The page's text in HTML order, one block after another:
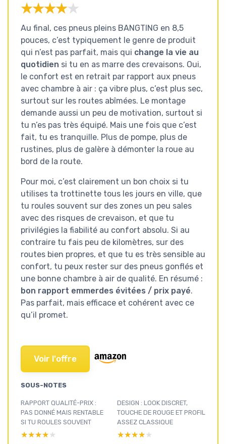
★★★★★
★★★★★
Au final, ces pneus pleins BANGTING en 8,5
pouces, c’est typiquement le genre de produit
qui n’est pas parfait, mais qui change la vie au
quotidien si tu en as marre des crevaisons. Oui,
le confort est en retrait par rapport aux pneus
avec chambre à air : ça vibre plus, c’est plus sec,
surtout sur les routes abîmées. Le montage
demande aussi un peu de motivation, surtout si
tu n’es pas très équipé. Mais une fois que c’est
fait, tu es tranquille. Plus de pompe, plus de
rustines, plus de galère à démonter la roue au
bord de la route.
Pour moi, c’est clairement un bon choix si tu
utilises ta trottinette tous les jours en ville, que
tu roules souvent sur des zones un peu sales
avec des risques de crevaison, et que tu
privilégies la fiabilité au confort absolu. Si au
contraire tu fais peu de kilomètres, sur des
routes bien propres, et que tu es très sensible au
confort, tu peux rester sur des pneus gonflés et
une bonne chambre à air de qualité. En résumé :
bon rapport emmerdes évitées / prix payé.
Pas parfait, mais efficace et cohérent avec ce
qu’il promet.
Voir l'offre
SOUS-NOTES
RAPPORT QUALITÉ-PRIX :
PAS DONNÉ MAIS RENTABLE
SI TU ROULES SOUVENT
★★★★★
★★★★★
DESIGN : LOOK DISCRET,
TOUCHE DE ROUGE ET PROFIL
ASSEZ CLASSIQUE
★★★★★
★★★★★